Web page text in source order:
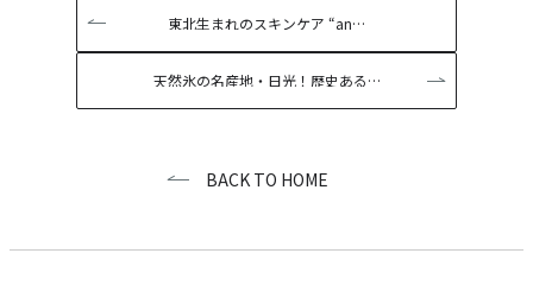
東北生まれのスキンケア “an…
天然氷の名産地・日光！歴史ある…
BACK TO HOME